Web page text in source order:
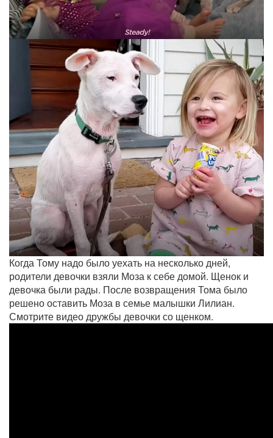
Когда Тому надо было уехать на несколько дней,
родители девочки взяли Моза к себе домой. Щенок и
девочка были рады. После возвращения Тома было
решено оставить Моза в семье малышки Лилиан.
Смотрите видео дружбы девочки со щенком.